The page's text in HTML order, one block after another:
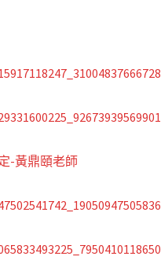
-黃鼎頤老師